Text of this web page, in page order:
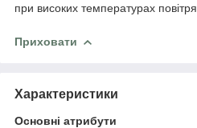
при високих температурах повітря.
Приховати
Характеристики
Основні атрибути